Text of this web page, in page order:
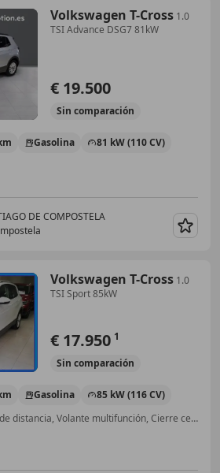
Volkswagen T-Cross 1.0
TSI Advance DSG7 81kW
€ 19.500
Sin comparación
Gasolina 81 kW (110 CV)
DE COMPOSTELA
Volkswagen T-Cross 1.0
TSI Sport 85kW
€ 17.950 1
Sin comparación
Gasolina
85 kW (116 CV)
Faros antiniebla, Control de distancia, Volante multifunción, Cierre centralizado, Airbag acompañante